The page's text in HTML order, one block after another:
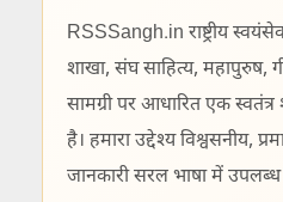
RSSSangh.in राष्ट्रीय
शाखा, संघ साहित्य, महापुरुष,
सामग्री पर आधारित एक
है। हमारा उद्देश्य विश्वसनीय,
जानकारी सरल भाषा में उपलब्ध